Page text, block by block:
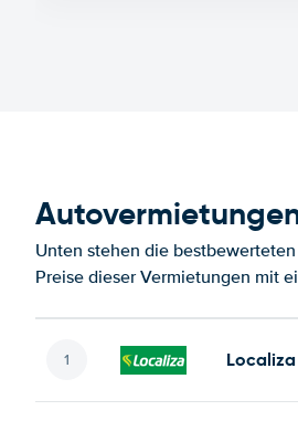
Unten stehen die
Preise dieser Vermietungen mit